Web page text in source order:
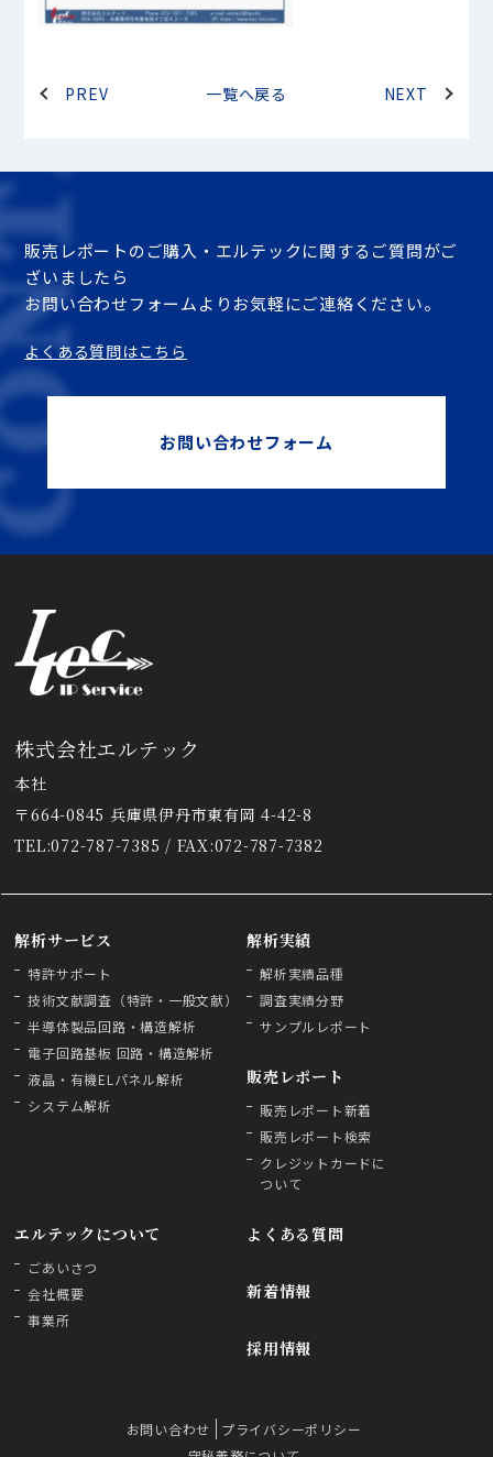
PREV 一覧へ戻る NEXT
販売レポートのご購入・エルテックに関するご質問がご
ざいましたら
お問い合わせフォームよりお気軽にご連絡ください。
よくある質問はこちら
お問い合わせフォーム
株式会社エルテック
本社
〒664-0845 兵庫県伊丹市東有岡 4-42-8
TEL:072-787-7385 / FAX:072-787-7382
解析サービス
特許サポート
技術文献調査（特許・一般文献）
半導体製品回路・構造解析
電子回路基板 回路・構造解析
液晶・有機ELパネル解析
システム解析
解析実績
解析実績品種
調査実績分野
サンプルレポート
販売レポート
販売レポート新着
販売レポート検索
クレジットカードに
ついて
エルテックについて
ごあいさつ
会社概要
事業所
よくある質問
新着情報
採用情報
お問い合わせ
プライバシーポリシー